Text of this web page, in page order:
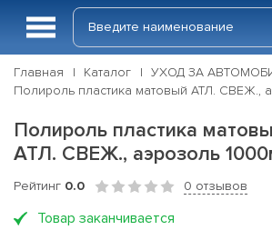
Главная Каталог УХОД ЗА
Полироль пластика матовый АТЛ. СВЕЖ.,
Полироль пластика
АТЛ. СВЕЖ., аэрозоль
Рейтинг 0.0 0 отзывов
Товар заканчивается